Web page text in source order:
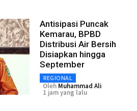
Antisipasi Puncak
Kemarau, BPBD
Distribusi Air Bersih
Disiapkan hingga
September
REGIONAL
Oleh Muhammad Ali
1 jam yang lalu